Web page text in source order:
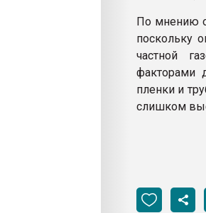
По мнению
поскольку
частной
факторами
пленки и
слишком